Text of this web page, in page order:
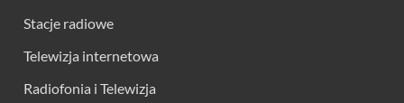
Stacje radiowe
Telewizja internetowa
Radiofonia i Telewizja